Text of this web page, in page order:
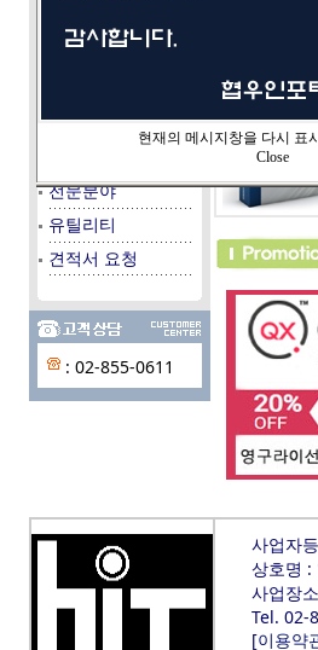
네트워크/보안
데이타베이스
전문분야
유틸리티
견적서 요청
: 02-855-0611
사업자
상호명 :
사업장
Tel. 02-
[이용약
현재의 메시지창을 다시 표
Close